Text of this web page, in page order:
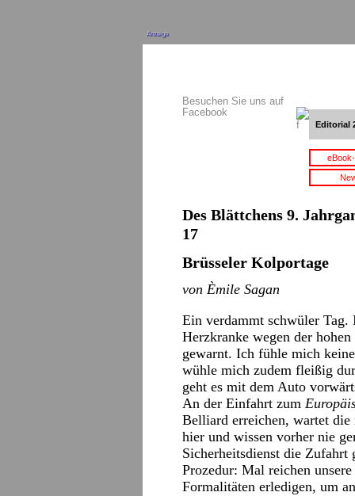
Anzeige
Besuchen Sie uns auf
Facebook
Editorial
Des Blättchens 9.
17
Brüsseler Kolportage
von Èmile Sagan
Ein verdammt schwüler
Herzkranke wegen der
gewarnt. Ich fühle mich
wühle mich zudem fleißig
geht es mit dem Auto
An der Einfahrt zum
Belliard erreichen, wartet
hier und wissen vorher nie
Sicherheitsdienst die Zufahrt
Prozedur: Mal reichen
Formalitäten erledigen, um